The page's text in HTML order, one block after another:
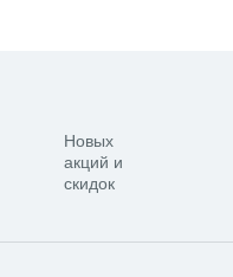
Новых
акций и
скидок